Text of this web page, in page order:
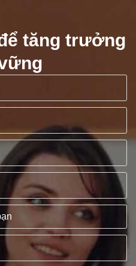
tăng trưởng